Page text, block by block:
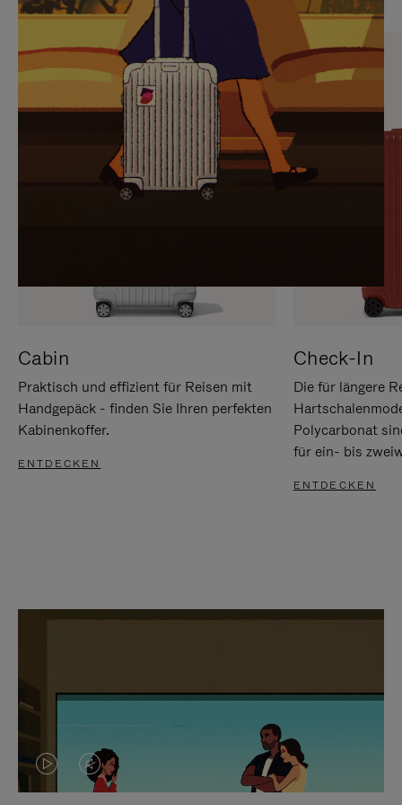
SIE,
UM
ANZUHALTEN
AUFHEBEN
DER
STUMMSCHALTUNG
Cabin
Praktisch und effizient für Reisen mit
Handgepäck - finden Sie Ihren perfekten
Kabinenkoffer.
ENTDECKEN
Check-In
Die für längere
Polycarbonat
für ein- bis
ENTDECKEN
DASVIDEO